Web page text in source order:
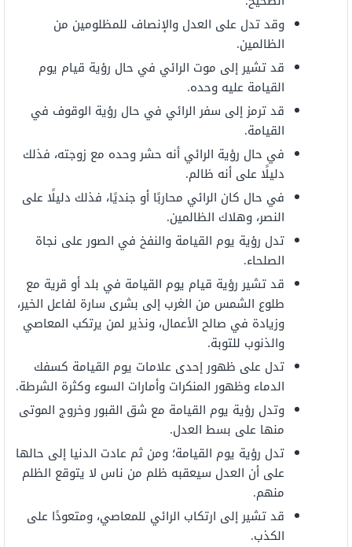
وقد تدل على العدل والإنصاف للمظلومين من
الظالمين.
قد تشير إلى موت الرائي في حال رؤية قيام يوم
القيامة عليه وحده.
قد ترمز إلى سفر الرائي في حال رؤية الوقوف في
القيامة.
في حال رؤية الرائي أنه حشر وحده مع زوجته، فذلك
دليلًا على أنه ظالم.
في حال كان الرائي محاربًا أو جنديًا، فذلك دليلًا على
النصر، وهلاك الظالمين.
تدل رؤية يوم القيامة والنفخ في الصور على نجاة
الصلحاء.
قد تشير رؤية قيام يوم القيامة في بلد أو قرية مع
طلوع الشمس من الغرب إلى بشرى سارة لفاعل الخير،
وزيادة في صالح الأعمال، ونذير لمن يرتكب المعاصي
والذنوب للتوبة.
تدل على ظهور إحدى علامات يوم القيامة كسفك
الدماء وظهور المنكرات وأمارات السوء وكثرة الشرطة.
وتدل رؤية يوم القيامة مع شق القبور وخروج الموتى
منها على بسط العدل.
تدل رؤية يوم القيامة؛ ومن ثم عادت الدنيا إلى حالها
على أن العدل سيعقبه ظلم من ناس لا يتوقع الظلم
منهم.
قد تشير إلى ارتكاب الرائي للمعاصي، ومتعودًا على
الكذب.